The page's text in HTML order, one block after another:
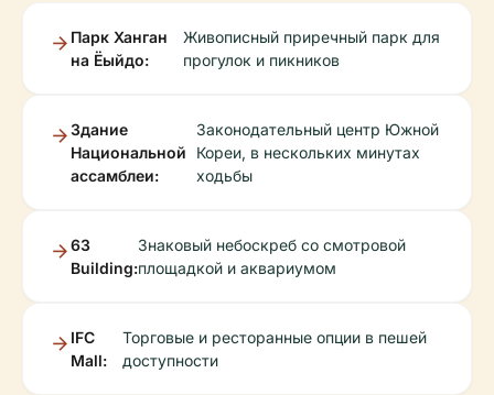
Парк Ханган
на Ёыйдо:
Живописный приречный парк для
прогулок и пикников
Здание
Национальной
ассамблеи:
Законодательный центр Южной
Кореи, в нескольких минутах
ходьбы
63
Building:
Знаковый небоскреб со смотровой
площадкой и аквариумом
IFC
Mall:
Торговые и ресторанные опции в пешей
доступности